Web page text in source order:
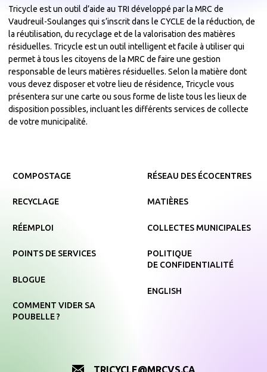
Tricycle est un outil d’aide au TRI développé par la MRC de
Vaudreuil-Soulanges qui s’inscrit dans le CYCLE de la réduction, de
la réutilisation, du recyclage et de la valorisation des matières
résiduelles. Tricycle est un outil intelligent et facile à utiliser qui
permet à tous les citoyens de la MRC de faire une gestion
responsable de leurs matières résiduelles. Selon la matière dont
vous devez disposer et votre lieu de résidence, Tricycle vous
présentera sur une carte ou sous forme de liste tous les lieux de
disposition possibles, incluant les différents services de collecte
de votre municipalité.
COMPOSTAGE
RECYCLAGE
RÉEMPLOI
POINTS DE SERVICES
BLOGUE
COMMENT VIDER SA
POUBELLE ?
RÉSEAU DES ÉCOCENTRES
MATIÈRES
COLLECTES MUNICIPALES
POLITIQUE
DE CONFIDENTIALITÉ
ENGLISH
TRICYCLE@MRCVS.CA